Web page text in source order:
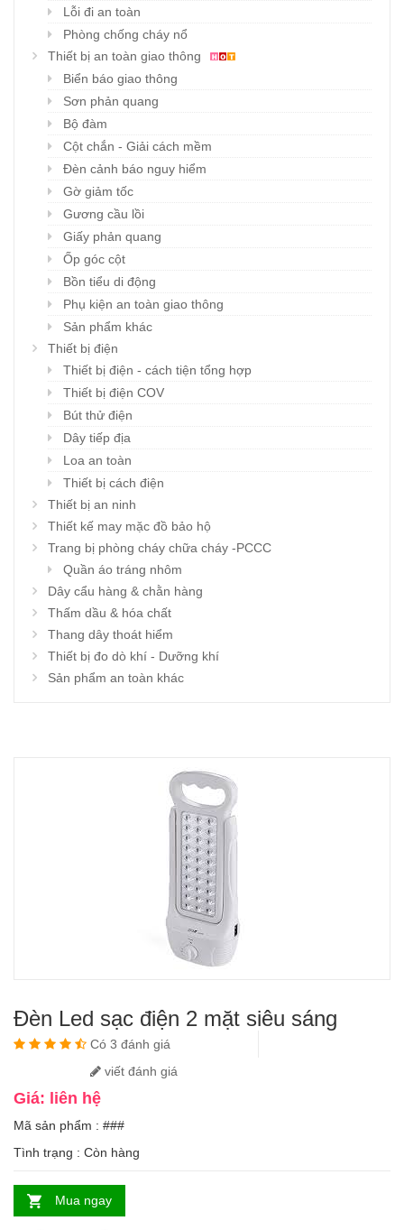
Lỗi đi an toàn
Phòng chống cháy nổ
Thiết bị an toàn giao thông
Biển báo giao thông
Sơn phản quang
Bộ đàm
Cột chắn - Giải cách mềm
Đèn cảnh báo nguy hiểm
Gờ giảm tốc
Gương cầu lồi
Giấy phản quang
Ốp góc cột
Bồn tiểu di động
Phụ kiện an toàn giao thông
Sản phẩm khác
Thiết bị điện
Thiết bị điện - cách tiện tổng hợp
Thiết bị điện COV
Bút thử điện
Dây tiếp địa
Loa an toàn
Thiết bị cách điện
Thiết bị an ninh
Thiết kế may mặc đồ bảo hộ
Trang bị phòng cháy chữa cháy -PCCC
Quần áo tráng nhôm
Dây cẩu hàng & chằn hàng
Thấm dầu & hóa chất
Thang dây thoát hiểm
Thiết bị đo dò khí - Dưỡng khí
Sản phẩm an toàn khác
Đèn Led sạc điện 2 mặt siêu sáng
Có 3 đánh giá
viết đánh giá
Giá: liên hệ
Mã sản phẩm : ###
Tình trạng : Còn hàng
Mua ngay